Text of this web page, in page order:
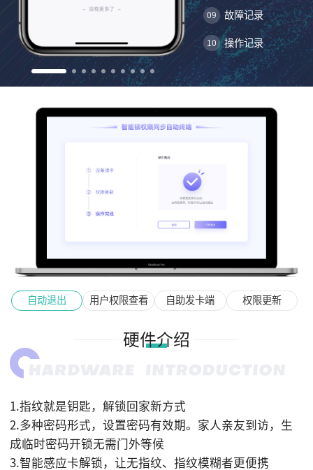
09 故障记录
10 操作记录
自动退出 用户权限查看 自助发卡端 权限更新
硬件介绍
1.指纹就是钥匙，解锁回家新方式
2.多种密码形式，设置密码有效期。家人亲友到访，生
成临时密码开锁无需门外等候
3.智能感应卡解锁，让无指纹、指纹模糊者更便携